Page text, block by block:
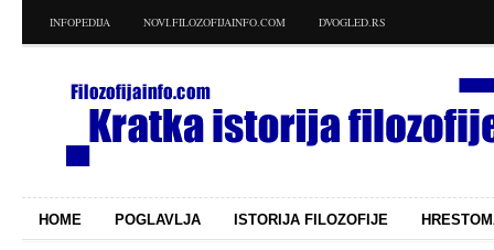
INFOPEDIJA NOVI.FILOZOFIJAINFO.COM DVOGLED.RS
HOME POGLAVLJA ISTORIJA FILOZOFIJE